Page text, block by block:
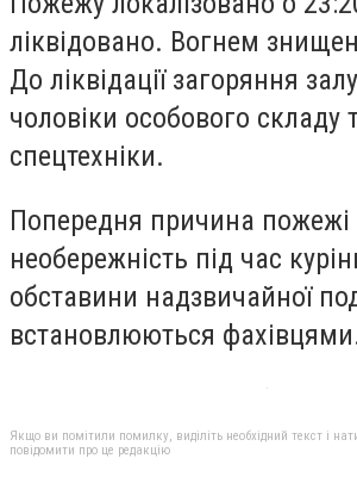
ліквідовано. Вогнем
До ліквідації загоряння
чоловіки особового складу
спецтехніки.
Попередня причина пожежі
необережність під час
обставини надзвичайної
встановлюються
Якщо ви помітили помилку, виділіть необхідний текст і
повідомити про це редакцію